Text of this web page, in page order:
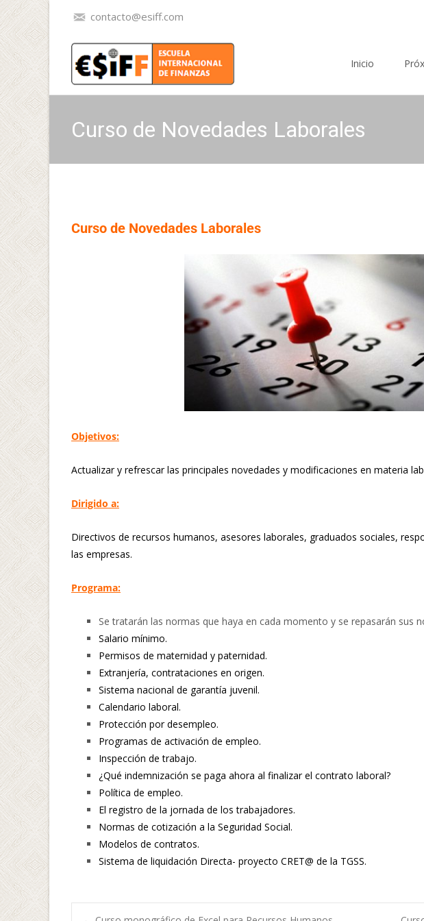
contacto@esiff.com
Inicio
Curso de Novedades Laborales
Curso de Novedades Laborales
Objetivos:
Actualizar y refrescar las principales novedades y modificaciones en materia
Dirigido a:
Directivos de recursos humanos, asesores laborales, graduados sociales,
las empresas.
Programa:
Se tratarán las normas que haya en cada momento y se repasarán sus
Salario mínimo.
Permisos de maternidad y paternidad.
Extranjería, contrataciones en origen.
Sistema nacional de garantía juvenil.
Calendario laboral.
Protección por desempleo.
Programas de activación de empleo.
Inspección de trabajo.
¿Qué indemnización se paga ahora al finalizar el contrato laboral?
Política de empleo.
El registro de la jornada de los trabajadores.
Normas de cotización a la Seguridad Social.
Modelos de contratos.
Sistema de liquidación Directa- proyecto CRET@ de la TGSS.